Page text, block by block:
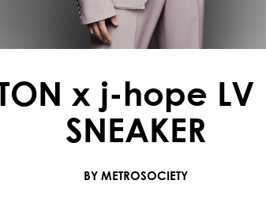
x j-hope LV
SNEAKER
BY METROSOCIETY